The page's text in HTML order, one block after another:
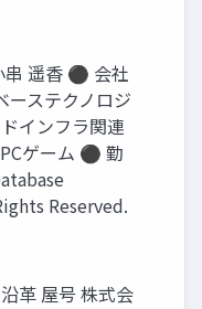
遥香 ⚫ 会社
ーステクノロジ
インフラ関連
ゲーム ⚫ 勤
Reserved.
革 屋号 株式会